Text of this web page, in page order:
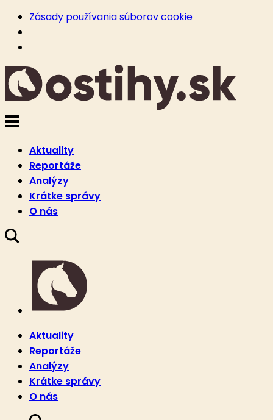
Zásady používania súborov cookie
Aktuality
Reportáže
Analýzy
Krátke správy
O nás
Aktuality
Reportáže
Analýzy
Krátke správy
O nás